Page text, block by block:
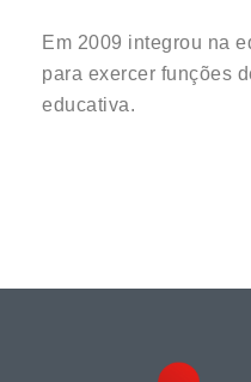
Em 2009 integrou na
para exercer funções
educativa.